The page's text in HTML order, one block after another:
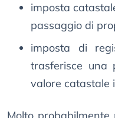
imposta
passaggio di
imposta di
trasferisce una
valore catastale